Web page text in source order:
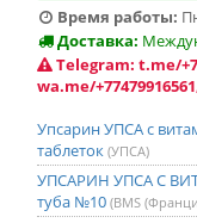
Время работы:
Доставка:
Telegram: t.me/
wa.me/
Упсарин УПСА с
таблеток (УПСА)
УПСАРИН УПСА С
туба №10 (BMS